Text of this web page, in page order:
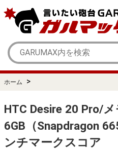
ホーム >
HTC Desire 20 Pro/メ
6GB（Snapdragon
ンチマークスコア